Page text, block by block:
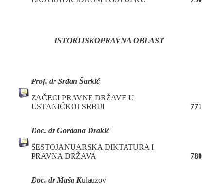
ISTORIJSKOPRAVNA OBLAST
Prof. drSrđan Šarkić
ZAČECI PRAVNE DRŽAVE U
USTANIČKOJ SRBIJI
771
Doc. dr Gordana Drakić
ŠESTOJANUARSKA DIKTATURA I
PRAVNA DRŽAVA
780
Doc. dr Maša Kulauzov